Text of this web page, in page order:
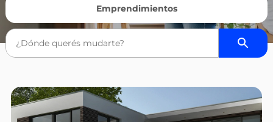
Emprendimientos